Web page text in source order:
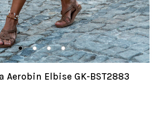
Aerobin Elbise GK-BST2883